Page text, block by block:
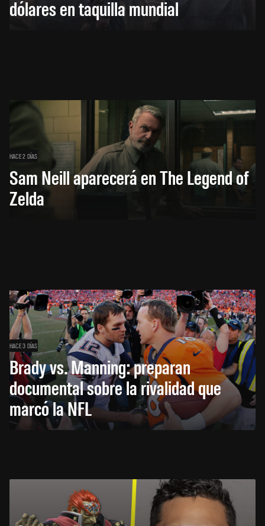
dólares en taquilla mundial
HACE 2 DÍAS
Sam Neill aparecerá en The Legend of
Zelda
HACE 3 DÍAS
Brady vs. Manning: preparan
documental sobre la rivalidad que
marcó la NFL